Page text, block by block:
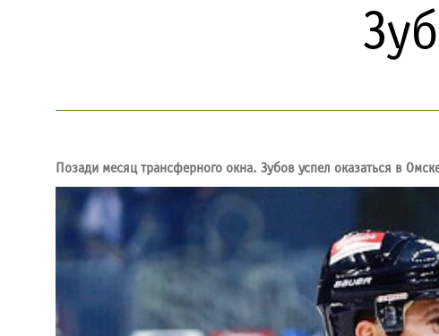
Позади месяц трансферного окна. Зубов успел оказаться в